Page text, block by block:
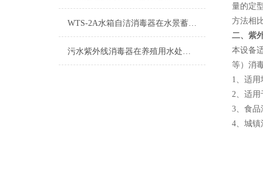
WTS-2A水箱自洁消毒器在水景蓄水池上有哪些用途？
污水紫外线消毒器在养殖用水处理时的注意事项
量的定
方法相
二、紫
本设备
等）消
1、适
2、适用
3、食品
4、城镇